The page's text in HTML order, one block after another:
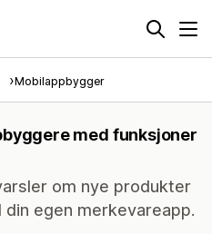
Mobilappbygger
med funksjoner
om nye produkter
egen merkevareapp.